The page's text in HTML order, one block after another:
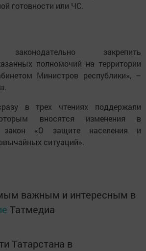
готовности или ЧС.
законодательно закрепить
полномочий на территории
Министров республики», –
в трех чтениях поддержали
вносятся изменения в
закон «О защите населения и
ситуаций».
важным и интересным в
Татмедиа
Татарстана в